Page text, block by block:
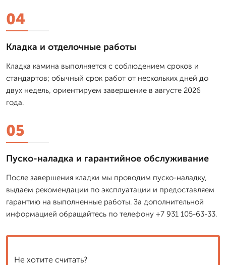
04
Кладка и отделочные работы
Кладка камина выполняется с соблюдением сроков и
стандартов; обычный срок работ от нескольких дней до
двух недель, ориентируем завершение в августе 2026
года.
05
Пуско-наладка и гарантийное обслуживание
После завершения кладки мы проводим пуско-наладку,
выдаем рекомендации по эксплуатации и предоставляем
гарантию на выполненные работы. За дополнительной
информацией обращайтесь по телефону +7 931 105-63-33.
Не хотите считать?